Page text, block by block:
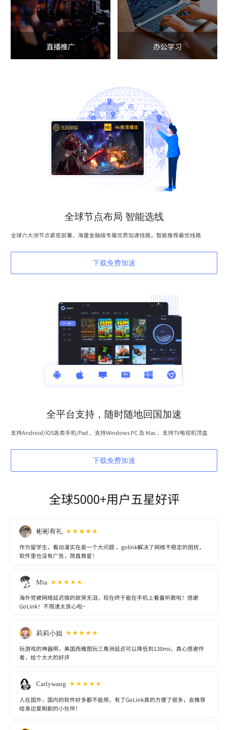
直播推广 办公学习
全球节点布局 智能选线
全球六大洲节点紧密部署，海量金融级专属优质加速线路，智能推荐最优线路
下载免费加速
全平台支持，随时随地回国加速
支持Android/iOS各类手机/Pad 、支持Windows PC 及 Mac 、支持TV电视机顶盒
下载免费加速
全球5000+用户五星好评
彬彬有礼
作为留学生，看动漫实在是一个大问题 ，golink解决了网络不稳定的困扰，
软件里也没有广告，简直救星！
Mia
海外党被网络延迟搞的欲哭无泪，现在终于能在手机上看番听歌啦！感谢
GoLink！不限速太良心啦~
莉莉小姐
玩游戏的神器啊，美国西雅图玩三角洲延迟可以降低到130ms，真心感谢作
者，给个大大的好评
Carlywang
人在国外，国内的软件好多都不能用，有了GoLink真的方便了很多，会推荐
给身边爱刷剧的小伙伴！